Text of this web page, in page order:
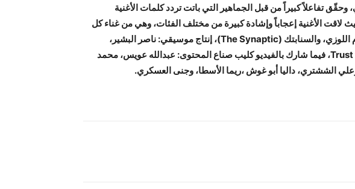
تفاعلاً كبيراً من قبل الجماهير التي باتت تردد كلمات الأغنية
لاقت الأغنية إعجاباً وإشادة كبيرة من مختلف الفئات، وهي من غناء كل
من الفنانين: يزن الروسان، وحسام ووسام اللوزي، والسنابتك (The Synaptic)، إنتاج موسيقي: ناصر البشير،
وإخراج: فادي حداد، وإنتاج الفيديو : Trust films، فيما شارك بالفيديو كليب صناع المحتوى: عبدالله عويس، محمد
الششتري، داليا أبو غوش ،ريما الأسطا، وجنى العسكري.